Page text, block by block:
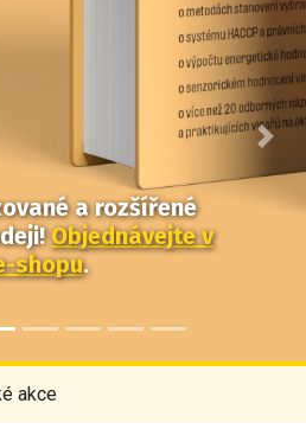
a rozšířené
Objednávejte v
shopu.
Další
akce